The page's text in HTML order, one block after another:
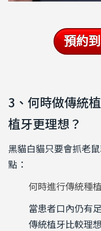
預約
3、何時做傳統
植牙更理想？
黑貓白貓只要會抓老
點：
何時進行傳統種
當患者口內仍有
傳統植牙比較理